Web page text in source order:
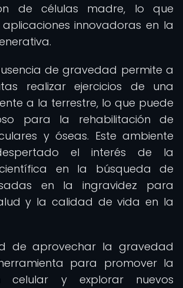
de células madre, lo que
innovadoras en la
de gravedad permite a
realizar ejercicios de una
a la terrestre, lo que puede
para la rehabilitación de
y óseas. Este ambiente
el interés de la
en la búsqueda de
en la ingravidez para
y la calidad de vida en la
de aprovechar la gravedad
para promover la
celular y explorar nuevos